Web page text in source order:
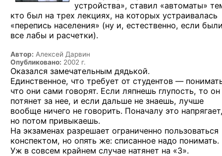
устройства», ставил «автоматы»
кто был на трех лекциях, на которых устраивалась
«перепись населения» (ну и, естественно, если
все лабы и расчетки).
Автор: Алексей Дарвин
Опубликовано: 2002 г.
Оказался замечательным дядькой.
Единственное, что требует от студентов —
что они сами говорят. Если ляпнешь глупость, то он
потянет за нее, и если дальше не знаешь, лучше
вообще ничего не говорить. Поначалу это
но потом привыкаешь.
На экзаменах разрешает ограниченно пользоваться
конспектом, но опять же: списанное надо понимать.
Уж в совсем крайнем случае натянет на «3».